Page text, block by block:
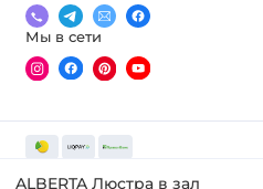
ALBERTA Люстра в зал
Мы в сети